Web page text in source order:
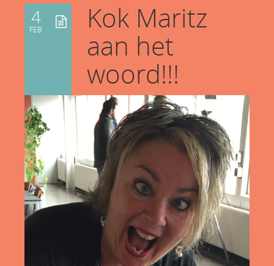
4
FEB
Kok Maritz
aan het
woord!!!